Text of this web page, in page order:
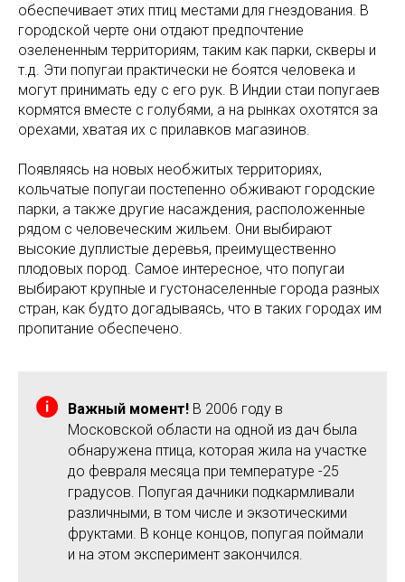
обеспечивает этих птиц местами для гнездования. В
городской черте они отдают предпочтение
озелененным территориям, таким как парки, скверы и
т.д. Эти попугаи практически не боятся человека и
могут принимать еду с его рук. В Индии стаи попугаев
кормятся вместе с голубями, а на рынках охотятся за
орехами, хватая их с прилавков магазинов.
Появляясь на новых необжитых территориях,
кольчатые попугаи постепенно обживают городские
парки, а также другие насаждения, расположенные
рядом с человеческим жильем. Они выбирают
высокие дуплистые деревья, преимущественно
плодовых пород. Самое интересное, что попугаи
выбирают крупные и густонаселенные города разных
стран, как будто догадываясь, что в таких городах им
пропитание обеспечено.
Важный момент! В 2006 году в
Московской области на одной из дач была
обнаружена птица, которая жила на участке
до февраля месяца при температуре -25
градусов. Попугая дачники подкармливали
различными, в том числе и экзотическими
фруктами. В конце концов, попугая поймали
и на этом эксперимент закончился.